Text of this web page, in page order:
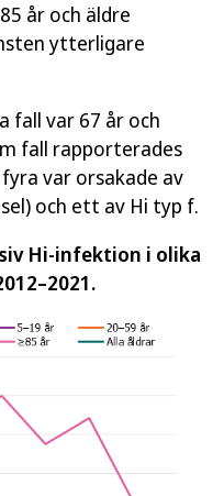
år och äldre
ytterligare
fall var 67 år och
fall rapporterades
var orsakade av
och ett av Hi typ f.
Hi-infektion i olika